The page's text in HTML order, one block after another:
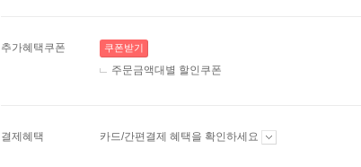
추가혜택쿠폰 쿠폰받기
주문금액대별 할인쿠폰
결제혜택 카드/간편결제 혜택을 확인하세요